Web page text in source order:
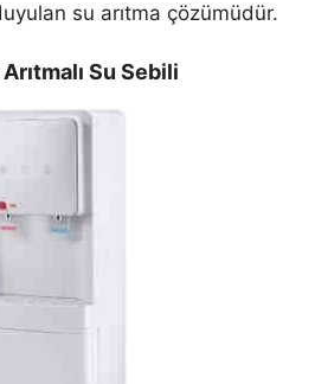
su arıtma çözümüdür.
Arıtmalı Su Sebili